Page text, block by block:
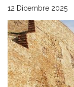
12 Dicembre 2025